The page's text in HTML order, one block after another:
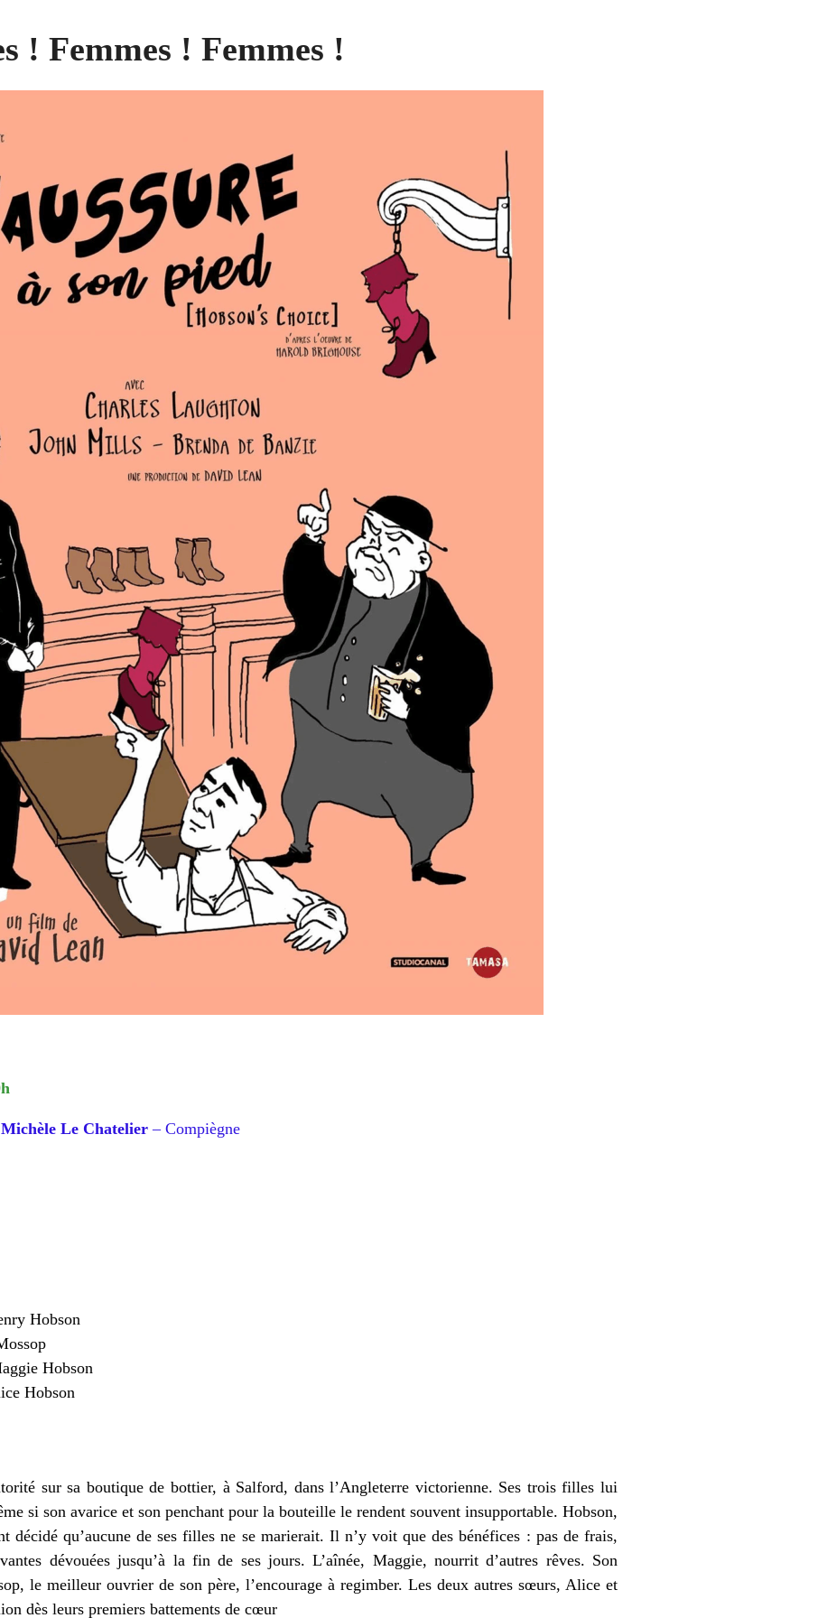
! Femmes ! Femmes !
Le Chatelier – Compiègne
Hobson
Hobson
Hobson
sur sa boutique de bottier, à Salford, dans l’Angleterre victorienne. Ses trois filles lui
si son avarice et son penchant pour la bouteille le rendent souvent insupportable. Hobson,
décidé qu’aucune de ses filles ne se marierait. Il n’y voit que des bénéfices : pas de frais,
dévouées jusqu’à la fin de ses jours. L’aînée, Maggie, nourrit d’autres rêves. Son
le meilleur ouvrier de son père, l’encourage à regimber. Les deux autres sœurs, Alice et
dès leurs premiers battements de cœur